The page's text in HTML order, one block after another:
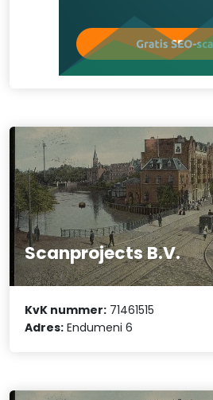
Scanprojects B.V.
KvK nummer: 71461515
Adres: Endumeni 6